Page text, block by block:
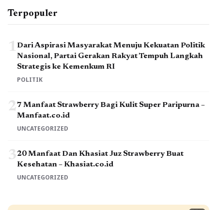
Terpopuler
1 Dari Aspirasi Masyarakat Menuju Kekuatan Politik
Nasional, Partai Gerakan Rakyat Tempuh Langkah
Strategis ke Kemenkum RI
POLITIK
27 Manfaat Strawberry Bagi Kulit Super Paripurna –
Manfaat.co.id
UNCATEGORIZED
320 Manfaat Dan Khasiat Juz Strawberry Buat
Kesehatan – Khasiat.co.id
UNCATEGORIZED